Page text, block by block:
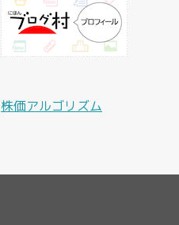
株価アルゴリズム